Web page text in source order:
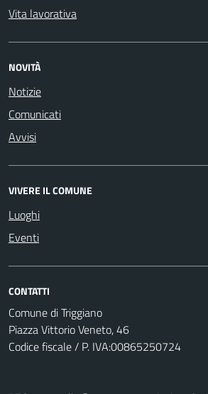
Vita lavorativa
NOVITÀ
Notizie
Comunicati
Avvisi
VIVERE IL COMUNE
Luoghi
Eventi
CONTATTI
Comune di Triggiano
Piazza Vittorio Veneto, 46
Codice fiscale / P. IVA:00865250724